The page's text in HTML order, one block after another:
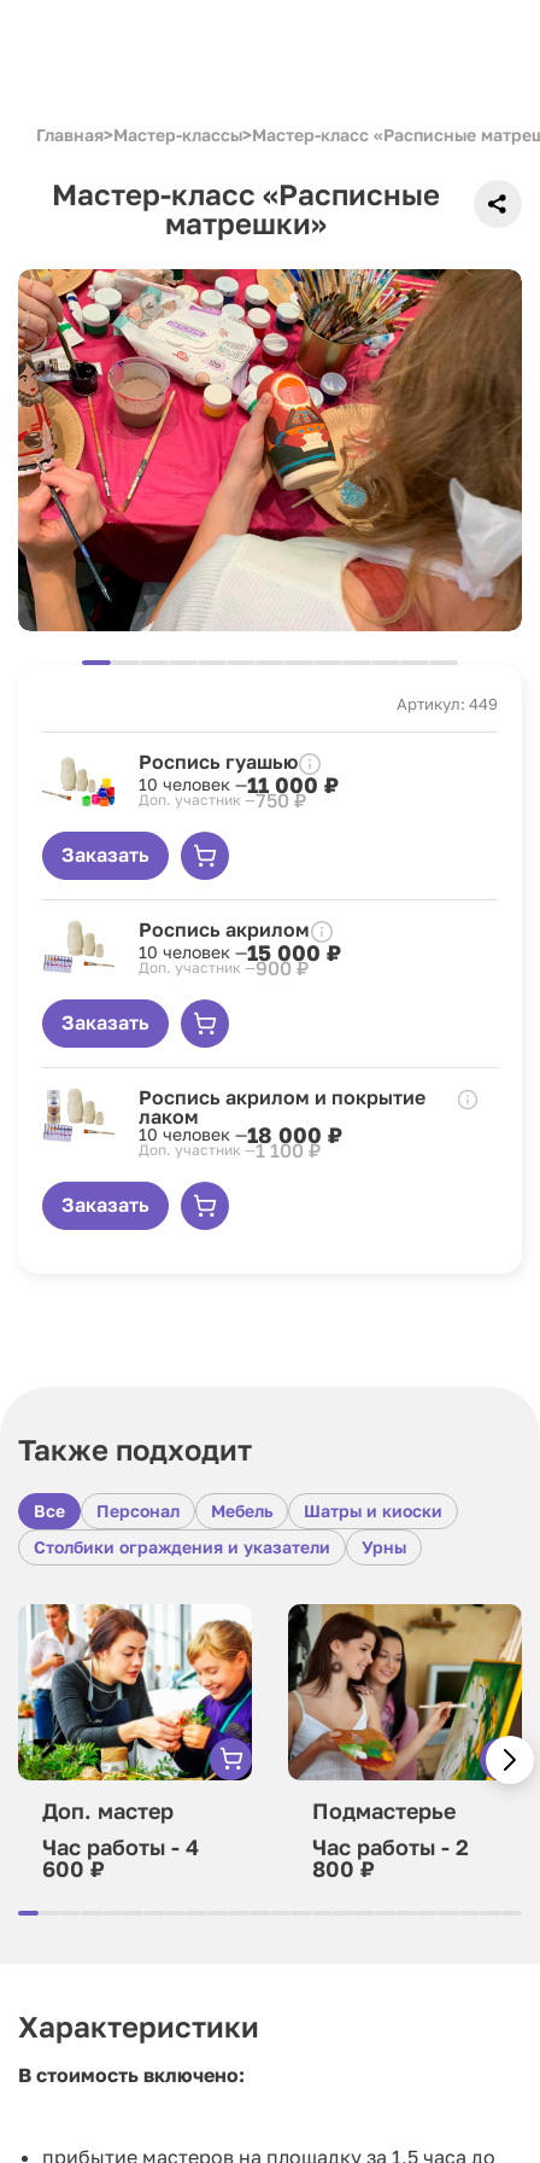
Главная>Мастер-классы>Мастер-класс «Расписные
Мастер-класс «Расписные
матрешки»
Артикул: 449
Роспись гуашью
10 человек —11 000 ₽
Доп. участник —750 ₽
Заказать
Роспись акрилом
10 человек —15 000 ₽
Доп. участник —900 ₽
Заказать
Роспись акрилом и покрытие
лаком
10 человек —18 000 ₽
Доп. участник —1 100 ₽
Заказать
Также подходит
Все Персонал Мебель
Шатры и киоски
Столбики ограждения и указатели
Урны
Доп. мастер
Час работы - 4
600 ₽
Подмастерье
Час работы - 2
800 ₽
Характеристики
В стоимость включено:
прибытие мастеров на площадку за 1,5 часа до